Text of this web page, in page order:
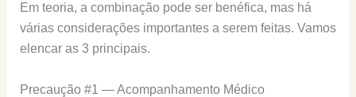
Em teoria, a combinação pode ser benéfica, mas há
várias considerações importantes a serem feitas. Vamos
elencar as 3 principais.
Precaução #1 — Acompanhamento Médico